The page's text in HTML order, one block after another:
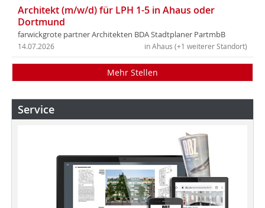
Architekt (m/w/d) für LPH 1-5 in Ahaus oder
Dortmund
farwickgrote partner Architekten BDA Stadtplaner PartmbB
in Ahaus (+1 weiterer Standort)
14.07.2026
Mehr Stellen
Service